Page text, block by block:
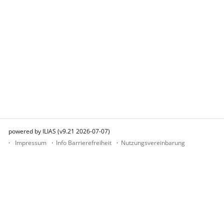
powered by ILIAS (v9.21 2026-07-07)
Impressum
Info Barrierefreiheit Nutzungsvereinbarung